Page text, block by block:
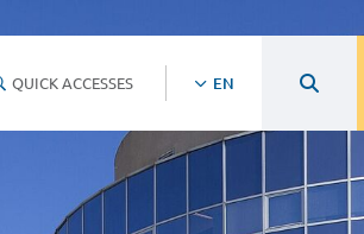
QUICK ACCESSES EN